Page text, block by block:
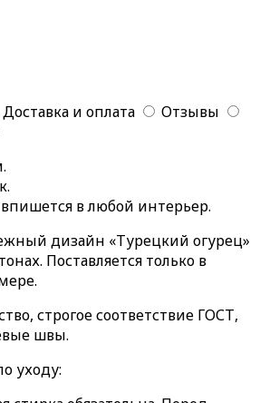
Доставка и оплата
Отзывы
в любой интерьер.
дизайн «Турецкий огурец»
Поставляется только в
строгое соответствие ГОСТ,
швы.
уходу: